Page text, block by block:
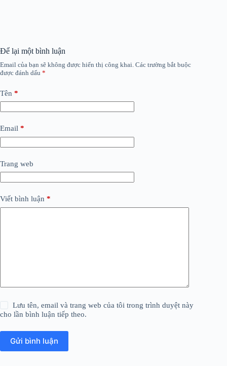
Để lại một bình luận
Email của bạn sẽ không được hiển thị công khai. Các trường bắt buộc
được đánh dấu *
Tên *
Email *
Trang web
Viết bình luận *
Lưu tên, email và trang web của tôi trong trình duyệt này
cho lần bình luận tiếp theo.
Gửi bình luận